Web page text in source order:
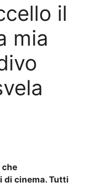
il
mia
che
di cinema. Tutti